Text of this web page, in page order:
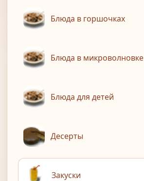
Блюда в горшочках
Блюда в микроволновке
Блюда для детей
Десерты
Закуски